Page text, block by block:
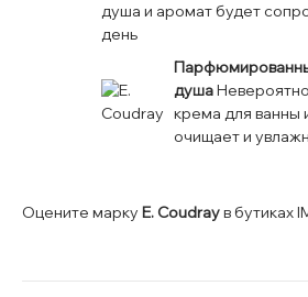
душа и аромат будет
день
душа
крема для ванны
очищает и
Оцените марку E. Coudrayв бутиках